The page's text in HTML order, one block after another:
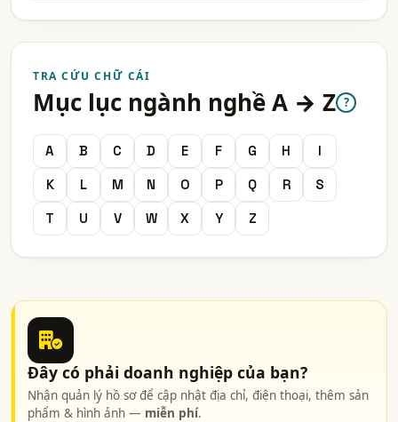
TRA CỨU CHỮ CÁI
Mục lục ngành nghề A → Z ?
A B C D E F G H
I
K
L M N O P Q R
S
T
U V W X Y Z
Đây có phải doanh nghiệp của bạn?
Nhận quản lý hồ sơ để cập nhật địa chỉ, điện thoại, thêm sản
phẩm & hình ảnh — miễn phí.